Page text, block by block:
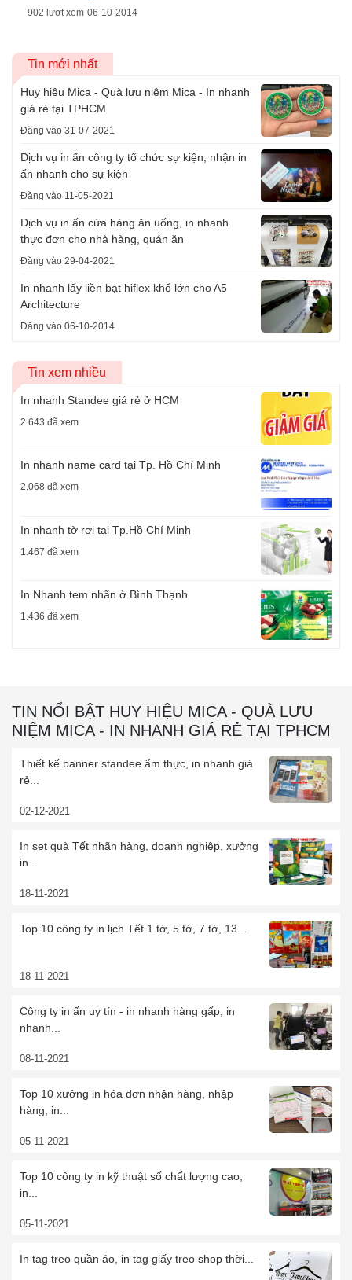
902 lượt xem 06-10-2014
Tin mới nhất
Huy hiệu Mica - Quà lưu niệm Mica - In nhanh
giá rẻ tại TPHCM
Đăng vào 31-07-2021
Dịch vụ in ấn công ty tổ chức sự kiện, nhận in
ấn nhanh cho sự kiện
Đăng vào 11-05-2021
Dịch vụ in ấn cửa hàng ăn uống, in nhanh
thực đơn cho nhà hàng, quán ăn
Đăng vào 29-04-2021
In nhanh lấy liền bạt hiflex khổ lớn cho A5
Architecture
Đăng vào 06-10-2014
Tin xem nhiều
In nhanh Standee giá rẻ ở HCM
2.643 đã xem
In nhanh name card tại Tp. Hồ Chí Minh
2.068 đã xem
In nhanh tờ rơi tại Tp.Hồ Chí Minh
1.467 đã xem
In Nhanh tem nhãn ở Bình Thạnh
1.436 đã xem
TIN NỔI BẬT HUY HIỆU MICA - QUÀ LƯU
NIỆM MICA - IN NHANH GIÁ RẺ TẠI TPHCM
Thiết kế banner standee ẩm thực, in nhanh giá
rẻ...
02-12-2021
In set quà Tết nhãn hàng, doanh nghiệp, xưởng
in...
18-11-2021
Top 10 công ty in lịch Tết 1 tờ, 5 tờ, 7 tờ, 13...
18-11-2021
Công ty in ấn uy tín - in nhanh hàng gấp, in
nhanh...
08-11-2021
Top 10 xưởng in hóa đơn nhận hàng, nhập
hàng, in...
05-11-2021
Top 10 công ty in kỹ thuật số chất lượng cao,
in...
05-11-2021
In tag treo quần áo, in tag giấy treo shop thời...